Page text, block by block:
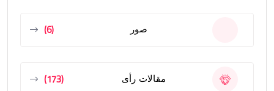
صور (6)
مقالات رأى (173)